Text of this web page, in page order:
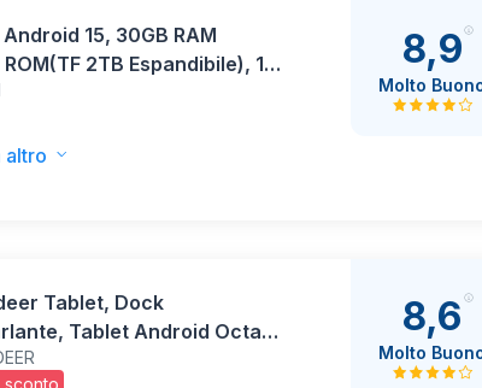
15, 30GB RAM
ROM(TF 2TB Espandibile), 10
WIFI 5G/ GPS/
Corpo in Metallo con
altro
8,9
Molto
sconto
Tablet, Dock
Tablet Android Octa-
Wireless, 14GB
8,6
Molto